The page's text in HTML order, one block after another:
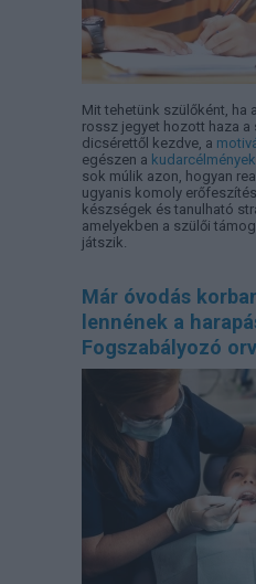
Mit tehetünk szülőként, ha
rossz jegyet hozott haza
dicsérettől kezdve, a
egészen a
sok múlik azon, hogyan
ugyanis komoly
készségek és tanulható
amelyekben a szülői
játszik.
Már óvodás
lennének a
Fogszabályozó